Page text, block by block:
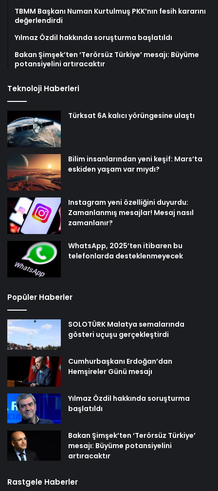
TBMM Başkanı Numan Kurtulmuş PKK’nın fesih kararını
değerlendirdi
Yılmaz Özdil hakkında soruşturma başlatıldı
Bakan Şimşek’ten ‘Terörsüz Türkiye’ mesajı: Büyüme
potansiyelini artıracaktır
Teknoloji Haberleri
Türksat 6A kalıcı yörüngesine ulaştı
Bilim insanlarından yeni keşif: Mars’ta
eskiden yaşam var mıydı?
Instagram yeni özelliğini duyurdu:
Zamanlanmış mesajlar! Mesaj nasıl
zamanlanır?
WhatsApp, 2025’ten itibaren bu
telefonlarda desteklenmeyecek
Popüler Haberler
SOLOTÜRK Malatya semalarında
gösteri uçuşu gerçekleştirdi
Cumhurbaşkanı Erdoğan’dan
Hemşireler Günü mesajı
Yılmaz Özdil hakkında soruşturma
başlatıldı
Bakan Şimşek’ten ‘Terörsüz Türkiye’
mesajı: Büyüme potansiyelini
artıracaktır
Rastgele Haberler